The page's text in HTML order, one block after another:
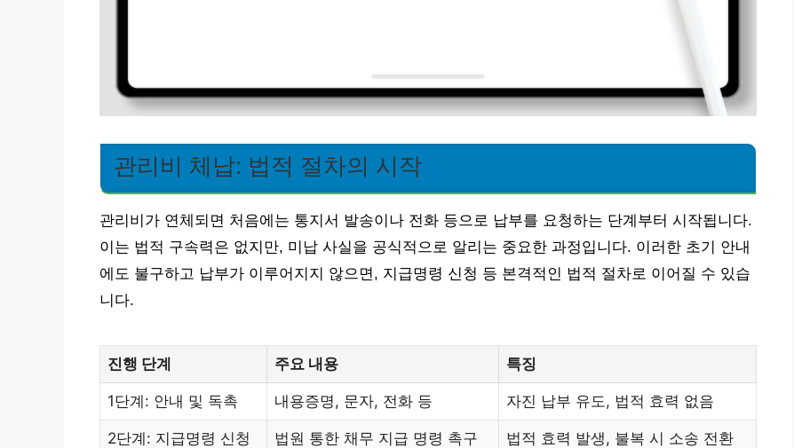
관리비 체납: 법적 절차의 시작
관리비가 연체되면 처음에는 통지서 발송이나 전화 등으로 납부를 요청하는 단계부터 시작됩니다.
이는 법적 구속력은 없지만, 미납 사실을 공식적으로 알리는 중요한 과정입니다. 이러한 초기 안내
에도 불구하고 납부가 이루어지지 않으면, 지급명령 신청 등 본격적인 법적 절차로 이어질 수 있습
니다.
진행 단계 주요 내용 특징
1단계: 안내 및 독촉 내용증명, 문자, 전화 등 자진 납부 유도, 법적 효력 없음
2단계: 지급명령 신청 법원 통한 채무 지급 명령 촉구 법적 효력 발생, 불복 시 소송 전환